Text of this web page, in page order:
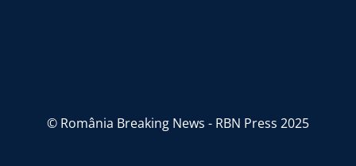
© România Breaking News - RBN Press 2025